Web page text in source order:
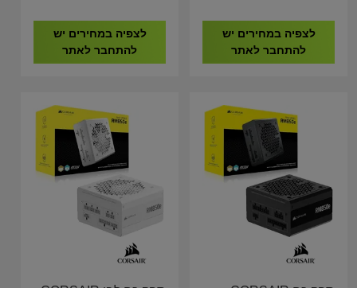
לצפיה במחירים יש
להתחבר לאתר
WW
לצפיה במחירים יש
להתחבר לאתר